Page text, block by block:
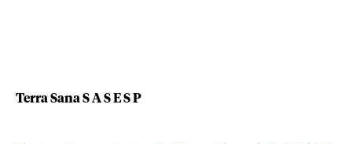
Terra Sana S A S E S P